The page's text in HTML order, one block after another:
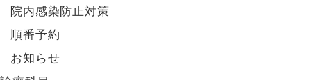
院内感染防止対策
順番予約
お知らせ